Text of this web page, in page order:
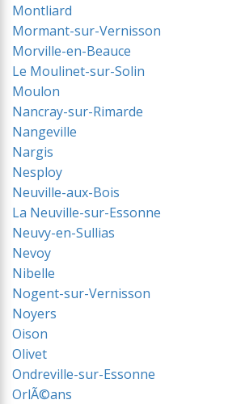
Montliard
Mormant-sur-Vernisson
Morville-en-Beauce
Le Moulinet-sur-Solin
Moulon
Nancray-sur-Rimarde
Nangeville
Nargis
Nesploy
Neuville-aux-Bois
La Neuville-sur-Essonne
Neuvy-en-Sullias
Nevoy
Nibelle
Nogent-sur-Vernisson
Noyers
Oison
Olivet
Ondreville-sur-Essonne
OrlÃ©ans